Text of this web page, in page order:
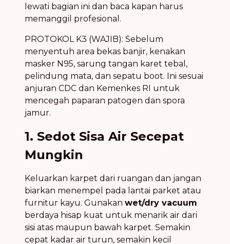
lewati bagian ini dan baca kapan harus
memanggil profesional.
PROTOKOL K3 (WAJIB): Sebelum
menyentuh area bekas banjir, kenakan
masker N95, sarung tangan karet tebal,
pelindung mata, dan sepatu boot. Ini sesuai
anjuran CDC dan Kemenkes RI untuk
mencegah paparan patogen dan spora
jamur.
1. Sedot Sisa Air Secepat
Mungkin
Keluarkan karpet dari ruangan dan jangan
biarkan menempel pada lantai parket atau
furnitur kayu. Gunakan wet/dry vacuum
berdaya hisap kuat untuk menarik air dari
sisi atas maupun bawah karpet. Semakin
cepat kadar air turun, semakin kecil